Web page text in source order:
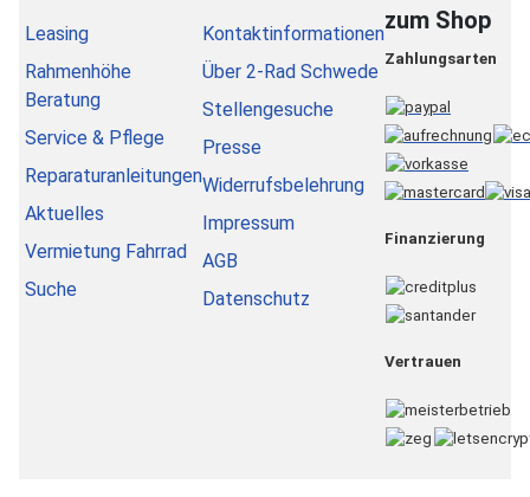
Leasing
Rahmenhöhe
Beratung
Service & Pflege
Reparaturanleitungen
Aktuelles
Vermietung Fahrrad
Suche
Kontaktinformationen
Über 2-Rad Schwede
Stellengesuche
Presse
Widerrufsbelehrung
Impressum
AGB
Datenschutz
zum Shop
Zahlungsarten
Finanzierung
Vertrauen